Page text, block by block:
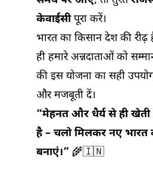
केवाईसीपूरा करें।
भारत का किसान देश की
ही हमारे अन्नदाताओं को
की इस योजना का सही
और मजबूती दें।
“मेहनत और धैर्य से ही
है – चलो मिलकर नए
बनाएं।” 🌾🇮🇳